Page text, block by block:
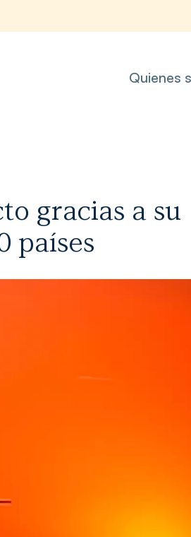
Quienes
gracias a su
países